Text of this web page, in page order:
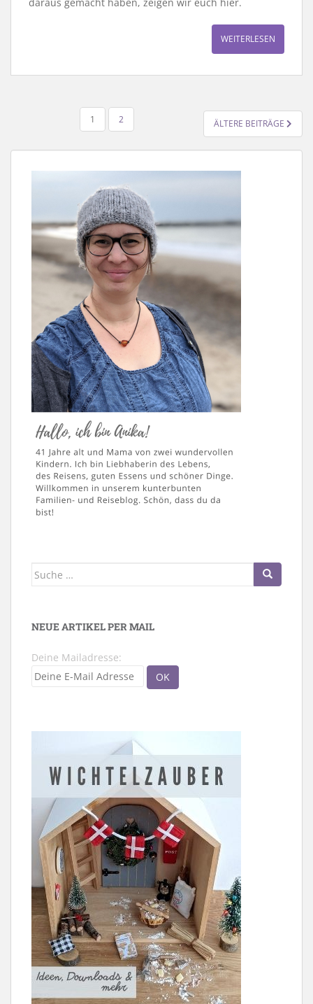
WEITERLESEN
SEITENNUMMERIERUNG
BEITRÄGE
1 2 ÄLTERE BEITRÄGE
Suche
NEUE ARTIKEL PER MAIL
Deine Mailadresse: